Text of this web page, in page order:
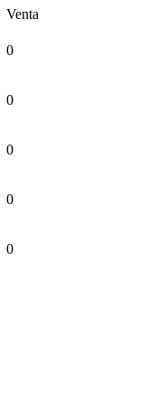
Venta
0
0
0
0
0